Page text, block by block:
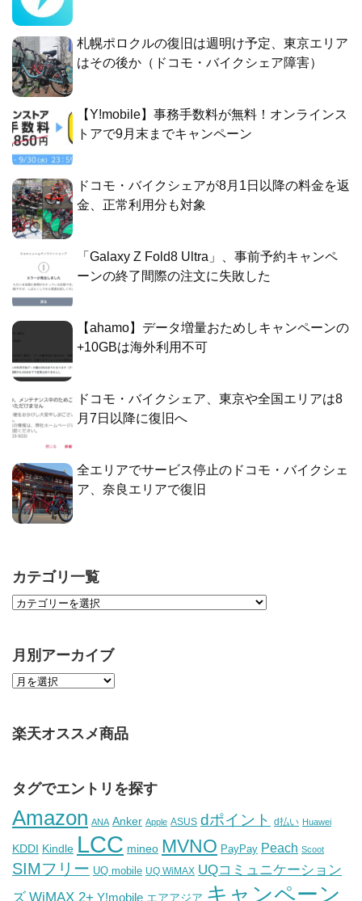
札幌ポロクルの復旧は週明け予定、東京エリア
はその後か（ドコモ・バイクシェア障害）
【Y!mobile】事務手数料が無料！オンラインス
トアで9月末までキャンペーン
ドコモ・バイクシェアが8月1日以降の料金を返
金、正常利用分も対象
「Galaxy Z Fold8 Ultra」、事前予約キャンペ
ーンの終了間際の注文に失敗した
【ahamo】データ増量おためしキャンペーンの
+10GBは海外利用不可
ドコモ・バイクシェア、東京や全国エリアは8
月7日以降に復旧へ
全エリアでサービス停止のドコモ・バイクシェ
ア、奈良エリアで復旧
カテゴリ一覧
月別アーカイブ
楽天オススメ商品
タグでエントリを探す
Amazon ANA Anker Apple ASUS dポイント d払い Huawei
KDDI Kindle LCC mineo MVNO PayPay Peach Scoot
SIMフリー UQ mobile UQ WiMAX UQコミュニケーション
ズ WiMAX 2+ Y!mobile エアアジア キャンペーン